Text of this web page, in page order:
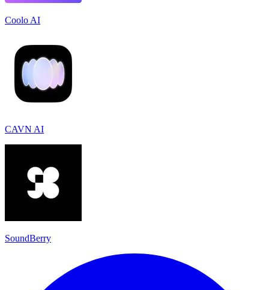
Coolo AI
CAVN AI
SoundBerry